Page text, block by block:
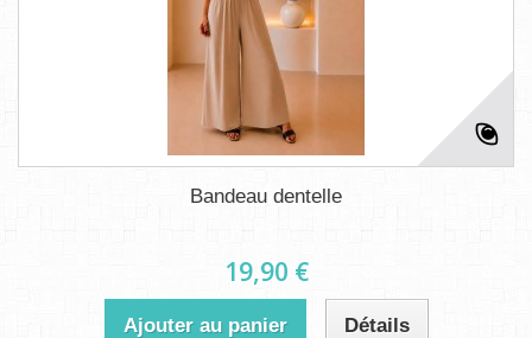
Bandeau dentelle
19,90 €
Ajouter au panier Détails